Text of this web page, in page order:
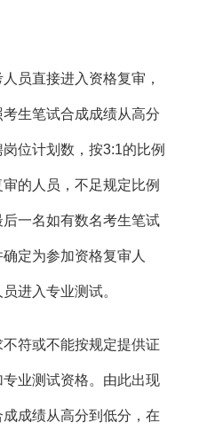
员直接进入资格复审，
生笔试合成成绩从高分
位计划数，按3:1的比例
的人员，不足规定比例
一名如有数名考生笔试
定为参加资格复审人
进入专业测试。
符或不能按规定提供证
业测试资格。由此出现
成绩从高分到低分，在